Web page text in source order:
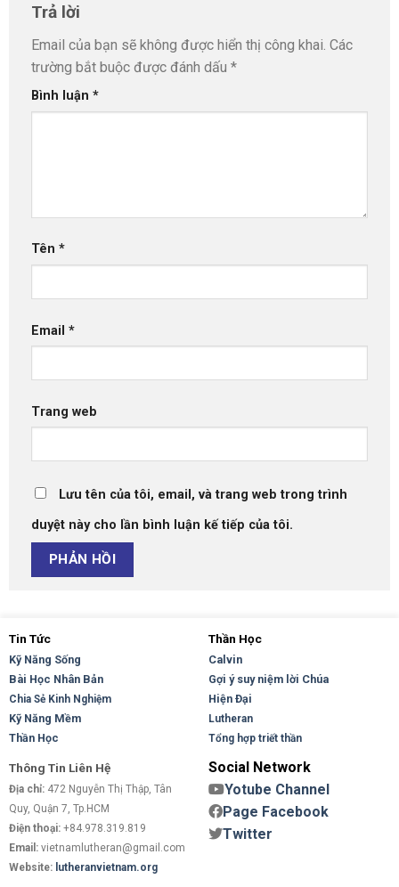
Trả lời
Email của bạn sẽ không được hiển thị công khai. Các
trường bắt buộc được đánh dấu *
Bình luận *
Tên *
Email *
Trang web
Lưu tên của tôi, email, và trang web trong trình
duyệt này cho lần bình luận kế tiếp của tôi.
Tin Tức
Kỹ Năng Sống
Bài Học Nhân Bản
Chia Sẻ Kinh Nghiệm
Kỹ Năng Mềm
Thần Học
Thần Học
Calvin
Gợi ý suy niệm lời Chúa
Hiện Đại
Lutheran
Tổng hợp triết thần
Thông Tin Liên Hệ
Địa chỉ: 472 Nguyễn Thị Thập, Tân
Quy, Quận 7, Tp.HCM
Điện thoại: +84.978.319.819
Email: vietnamlutheran@gmail.com
Website: lutheranvietnam.org
Social Network
Yotube Channel
Page Facebook
Twitter